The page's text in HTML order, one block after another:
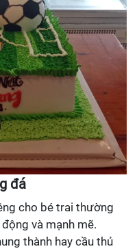
đá
cho bé trai thường
và mạnh mẽ.
thành hay cầu thủ